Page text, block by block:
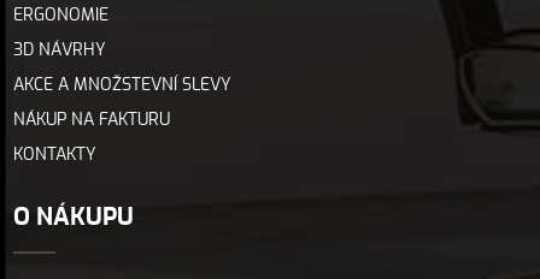
ERGONOMIE
3D NÁVRHY
AKCE A MNOŽSTEVNÍ SLEVY
NÁKUP NA FAKTURU
KONTAKTY
O NÁKUPU